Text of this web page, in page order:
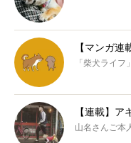
【マンガ連
「柴犬ライフ
【連載】
山名さんご本